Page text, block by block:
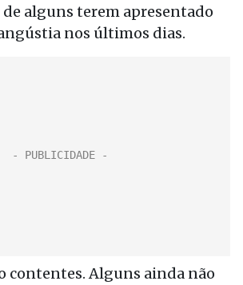
alguns terem apresentado
nos últimos dias.
contentes. Alguns ainda não